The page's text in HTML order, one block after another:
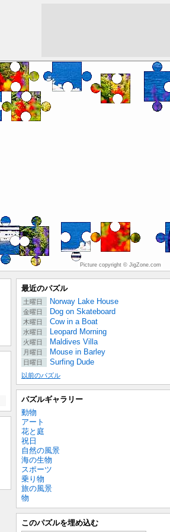
Picture copyright © JigZone.com
最近のパズル
土曜日 Norway Lake House
金曜日 Dog on Skateboard
木曜日 Cow in a Boat
水曜日 Leopard Morning
火曜日 Maldives Villa
月曜日 Mouse in Barley
日曜日 Surfing Dude
以前のパズル
パズルギャラリー
動物
アート
花と庭
祝日
自然の風景
海の生物
スポーツ
乗り物
旅の風景
物
このパズルを埋め込む